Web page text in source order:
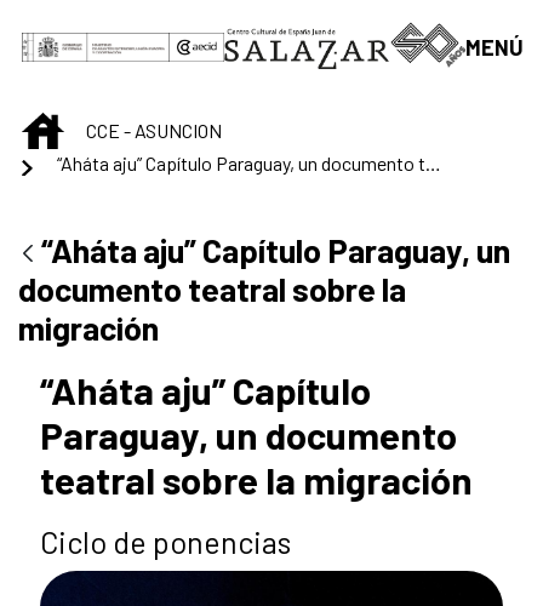
Saltar al contenido principal
MENÚ
INICIOCCE - ASUNCION
“Aháta aju” Capítulo Paraguay, un
documento teatral sobre la
migración
“Aháta aju” Capítulo
Paraguay, un documento
teatral sobre la migración
Ciclo de ponencias